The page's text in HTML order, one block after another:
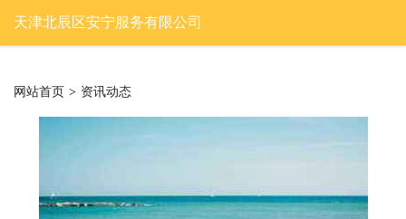
天津北辰区安宁服务有限公司
网站首页 > 资讯动态